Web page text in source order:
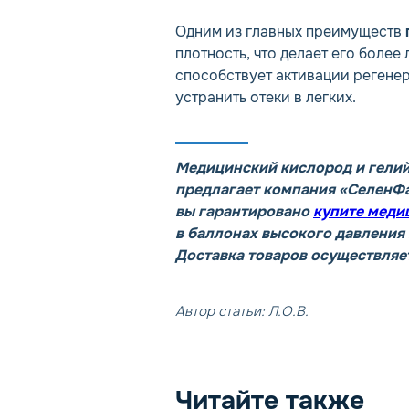
Одним из главных преимуществ
плотность, что делает его
способствует активации
устранить отеки в легких.
Медицинский кислород и
предлагает компания
вы гарантированокупите
в баллонах высокого
Доставка товаров
Автор статьи: Л.О.В.
Читайте также